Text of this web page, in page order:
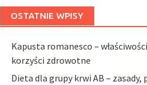
OSTATNIE WPISY
Kapusta romanesco –
korzyści zdrowotne
Dieta dla grupy krwi AB – zasady,